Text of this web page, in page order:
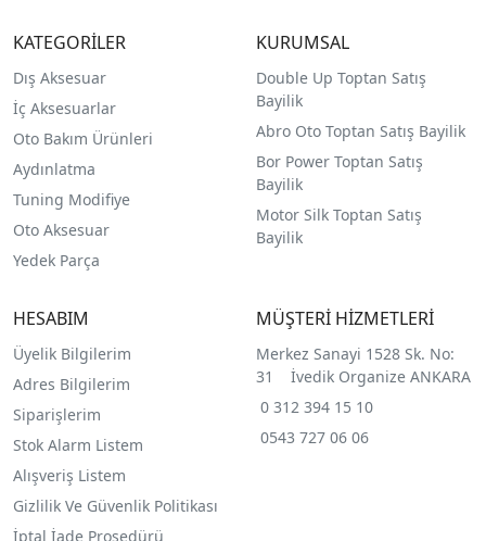
KATEGORİLER
Dış Aksesuar
İç Aksesuarlar
Oto Bakım Ürünleri
Aydınlatma
Tuning Modifiye
Oto Aksesuar
Yedek Parça
KURUMSAL
Double Up Toptan Satış
Bayilik
Abro Oto Toptan Satış Bayilik
Bor Power Toptan Satış
Bayilik
Motor Silk Toptan Satış
Bayilik
HESABIM
Üyelik Bilgilerim
Adres Bilgilerim
Siparişlerim
Stok Alarm Listem
Alışveriş Listem
Gizlilik Ve Güvenlik Politikası
İptal İade Prosedürü
MÜŞTERİ HİZMETLERİ
Merkez Sanayi 1528 Sk. No:
31 İvedik Organize ANKARA
0 312 394 15 10
0543 727 06 06